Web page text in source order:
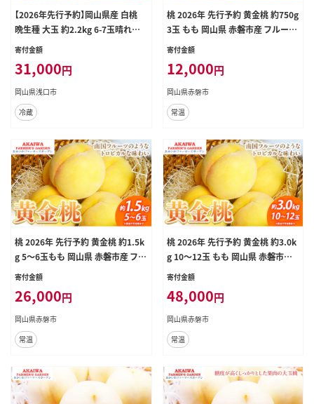
【2026年先行予約】岡山県産 白桃
晩生種 大玉 約2.2kg 6-7玉晴れの
国 おかやま館(漂流岡山)《2026年7
市 フルーツ モモ 果物 青果 旬【配送
不可地域あり】（離島）---124_c2186
_7c9b_25_31000_2200g---
寄付金額
31,000円
岡山県浅口市
冷蔵
桃 2026年 先行予約 黄金桃 約750g
3玉 もも 岡山県 赤磐市産 フルーツ
果物 あかいわファーマーズガーデン
寄付金額
12,000円
岡山県赤磐市
常温
桃 2026年 先行予約 黄金桃 約1.5k
g 5～6玉もも 岡山県 赤磐市産 フル
ーツ 果物 あかいわファーマーズガ
寄付金額
26,000円
岡山県赤磐市
常温
桃 2026年 先行予約 黄金桃 約3.0k
g 10～12玉 もも 岡山県 赤磐市産
フルーツ 果物 あかいわファーマー
寄付金額
48,000円
岡山県赤磐市
常温